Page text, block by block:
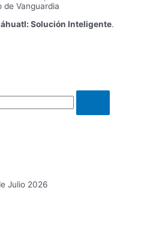
de Vanguardia
Solución Inteligente.
Julio 2026